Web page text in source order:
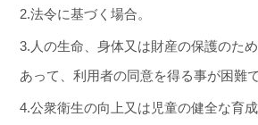
2.法令に基づく場合。
3.人の生命、身体又は財産の保護のた
あって、利用者の同意を得る事が困難
4.公衆衛生の向上又は児童の健全な育